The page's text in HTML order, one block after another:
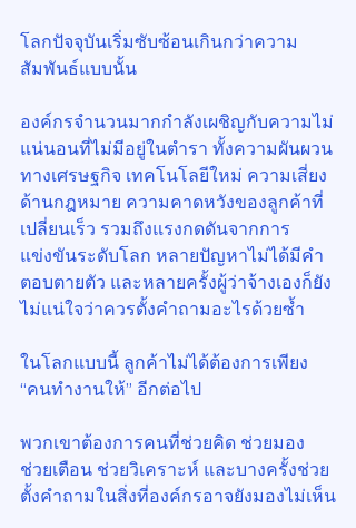
โลกปัจจุบันเริ่มซับซ้อนเกินกว่าความ
สัมพันธ์แบบนั้น
องค์กรจำนวนมากกำลังเผชิญกับความไม่
แน่นอนที่ไม่มีอยู่ในตำรา ทั้งความผันผวน
ทางเศรษฐกิจ เทคโนโลยีใหม่ ความเสี่ยง
ด้านกฎหมาย ความคาดหวังของลูกค้าที่
เปลี่ยนเร็ว รวมถึงแรงกดดันจากการ
แข่งขันระดับโลก หลายปัญหาไม่ได้มีคำ
ตอบตายตัว และหลายครั้งผู้ว่าจ้างเองก็ยัง
ไม่แน่ใจว่าควรตั้งคำถามอะไรด้วยซ้ำ
ในโลกแบบนี้ ลูกค้าไม่ได้ต้องการเพียง
“คนทำงานให้” อีกต่อไป
พวกเขาต้องการคนที่ช่วยคิด ช่วยมอง
ช่วยเตือน ช่วยวิเคราะห์ และบางครั้งช่วย
ตั้งคำถามในสิ่งที่องค์กรอาจยังมองไม่เห็น